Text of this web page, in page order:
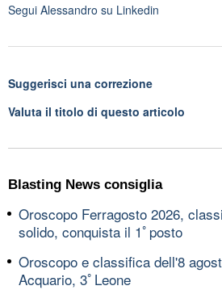
Segui Alessandro su Linkedin
Suggerisci una correzione
Valuta il titolo di questo articolo
Blasting News consiglia
Oroscopo Ferragosto 2026,
solido, conquista il 1ﾟposto
Oroscopo e classifica dell'8
Acquario, 3ﾟLeone